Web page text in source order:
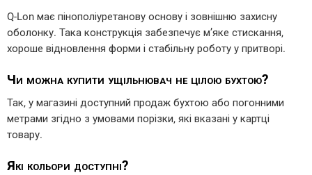
Q-Lon має пінополіуретанову основу і зовнішню захисну
оболонку. Така конструкція забезпечує м’яке стискання,
хороше відновлення форми і стабільну роботу у притворі.
Чи можна купити ущільнювач не цілою бухтою?
Так, у магазині доступний продаж бухтою або погонними
метрами згідно з умовами порізки, які вказані у картці
товару.
Які кольори доступні?